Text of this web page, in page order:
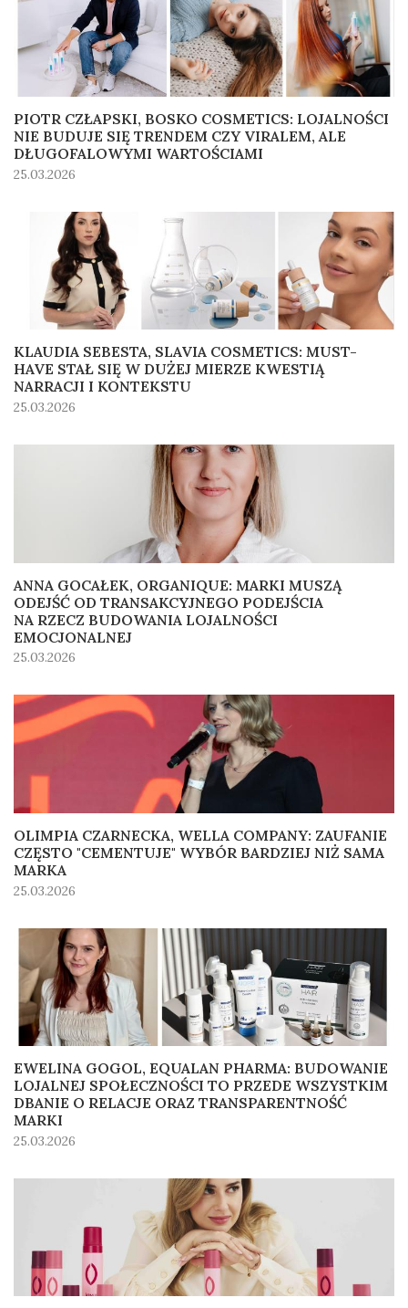
PIOTR CZŁAPSKI, BOSKO COSMETICS: LOJALNOŚCI
NIE BUDUJE SIĘ TRENDEM CZY VIRALEM, ALE
DŁUGOFALOWYMI WARTOŚCIAMI
25.03.2026
KLAUDIA SEBESTA, SLAVIA COSMETICS: MUST-
HAVE STAŁ SIĘ W DUŻEJ MIERZE KWESTIĄ
NARRACJI I KONTEKSTU
25.03.2026
ANNA GOCAŁEK, ORGANIQUE: MARKI MUSZĄ
ODEJŚĆ OD TRANSAKCYJNEGO PODEJŚCIA
NA RZECZ BUDOWANIA LOJALNOŚCI
EMOCJONALNEJ
25.03.2026
OLIMPIA CZARNECKA, WELLA COMPANY: ZAUFANIE
CZĘSTO "CEMENTUJE" WYBÓR BARDZIEJ NIŻ SAMA
MARKA
25.03.2026
EWELINA GOGOL, EQUALAN PHARMA: BUDOWANIE
LOJALNEJ SPOŁECZNOŚCI TO PRZEDE WSZYSTKIM
DBANIE O RELACJE ORAZ TRANSPARENTNOŚĆ
MARKI
25.03.2026